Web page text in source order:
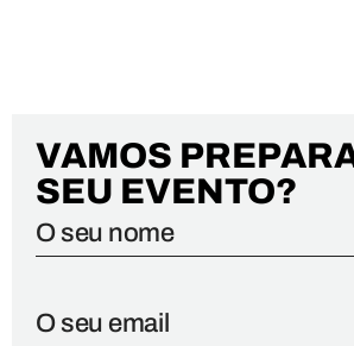
VAMOS
SEU EVENTO?